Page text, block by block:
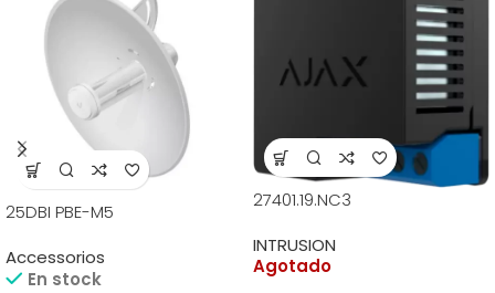
25DBI PBE-M5
Accessorios
En stock
27401.19.NC3
INTRUSION
Agotado